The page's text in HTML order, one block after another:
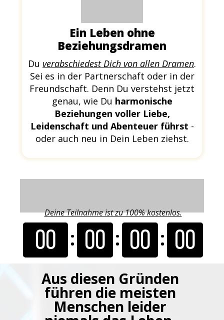
Ein Leben ohne
Beziehungsdramen
Du verabschiedest Dich von allen Dramen.
Sei es in der Partnerschaft oder in der
Freundschaft. Denn Du verstehst jetzt
genau, wie Du harmonische
Beziehungen voller Liebe,
Leidenschaft und Abenteuer führst -
oder auch neu in Dein Leben ziehst.
Deine Teilnahme ist zu 100% kostenlos.
00 00 00 00
Aus diesen Gründen
führen die meisten
Menschen leider